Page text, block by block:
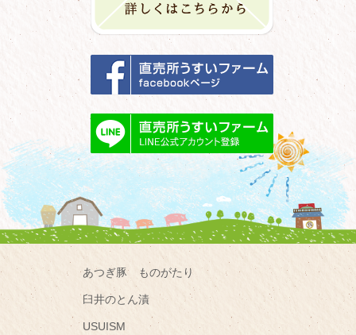
あつぎ豚 ものがたり
臼井のとん漬
USUISM